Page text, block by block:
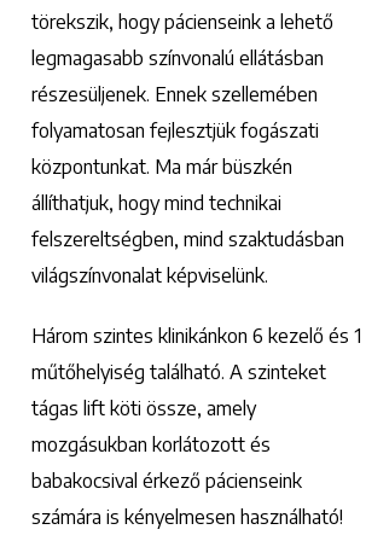
törekszik, hogy pácienseink a lehető
legmagasabb színvonalú ellátásban
részesüljenek. Ennek szellemében
folyamatosan fejlesztjük fogászati
központunkat. Ma már büszkén
állíthatjuk, hogy mind technikai
felszereltségben, mind szaktudásban
világszínvonalat képviselünk.
Három szintes klinikánkon 6 kezelő ­és 1
műtőhelyiség található. A szinteket
tágas lift köti össze, amely
mozgásukban korlátozott és
babakocsival érkező pácienseink
számára is kényelmesen használható!